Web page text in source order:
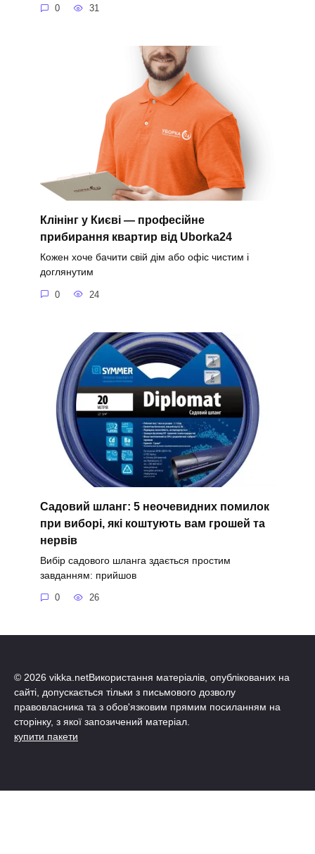
0 31
Клінінг у Києві — професійне
прибирання квартир від Uborka24
Кожен хоче бачити свій дім або офіс чистим і
доглянутим
0 24
Садовий шланг: 5 неочевидних помилок
при виборі, які коштують вам грошей та
нервів
Вибір садового шланга здається простим
завданням: прийшов
0 26
© 2026 vikka.netВикористання матеріалів, опублікованих на
сайті, допускається тільки з письмового дозволу
правовласника та з обов'язковим прямим посиланням на
сторінку, з якої запозичений матеріал.
купити пакети